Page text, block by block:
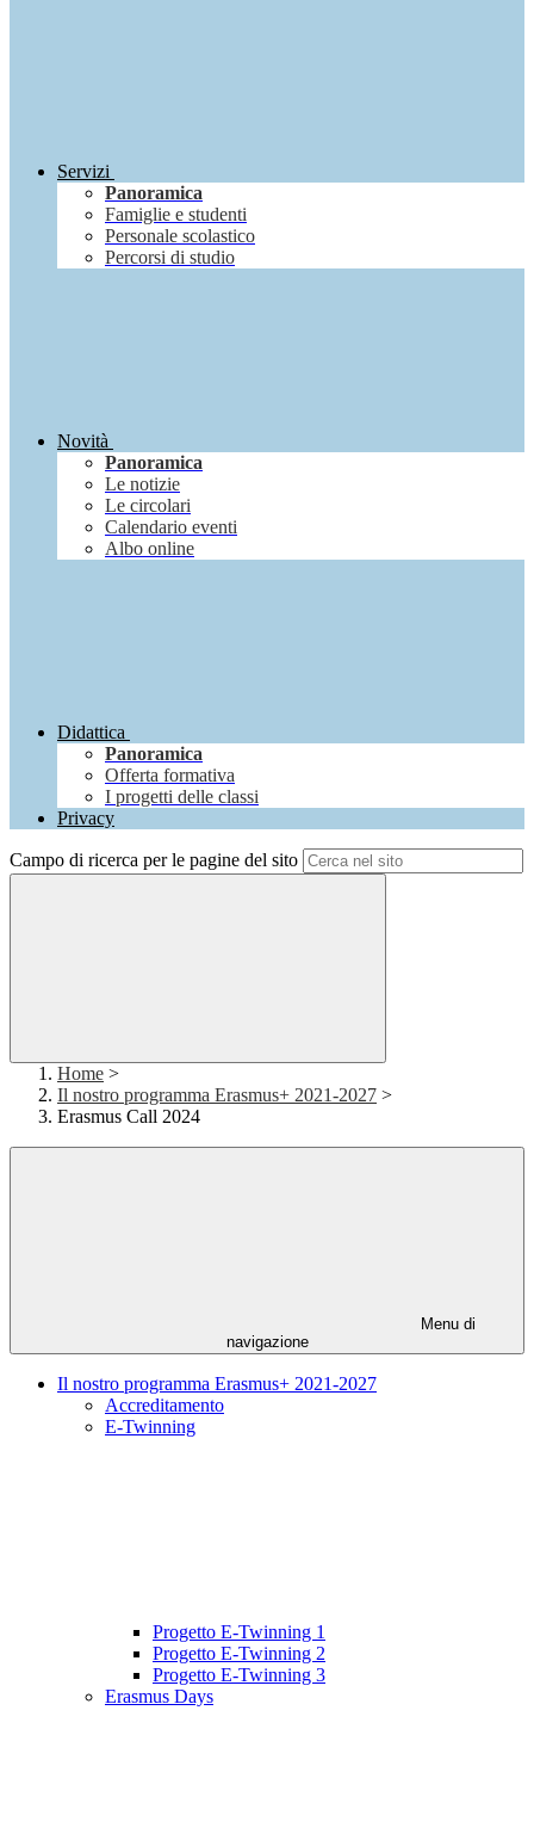
Servizi
Panoramica
Famiglie e studenti
Personale scolastico
Percorsi di studio
Novità
Panoramica
Le notizie
Le circolari
Calendario eventi
Albo online
Didattica
Panoramica
Offerta formativa
I progetti delle classi
Privacy
Campo di ricerca per le pagine del sito
Home >
Il nostro programma Erasmus+ 2021-2027 >
Erasmus Call 2024
Menu di
navigazione
Il nostro programma Erasmus+ 2021-2027
Accreditamento
E-Twinning
Progetto E-Twinning 1
Progetto E-Twinning 2
Progetto E-Twinning 3
Erasmus Days